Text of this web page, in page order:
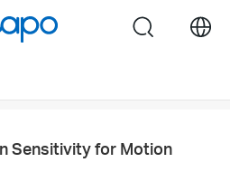
search
Sensitivity for Motion